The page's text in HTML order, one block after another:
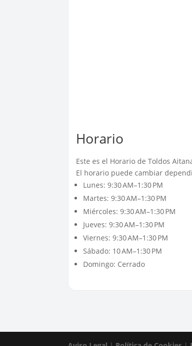
Horario
Este es el Horario de Toldos
El horario puede cambiar
Lunes: 9:30 AM–1:30 PM
Martes: 9:30 AM–1:30 PM
Miércoles: 9:30 AM–1:30 PM
Jueves: 9:30 AM–1:30 PM
Viernes: 9:30 AM–1:30 PM
Sábado: 10 AM–1:30 PM
Domingo: Cerrado